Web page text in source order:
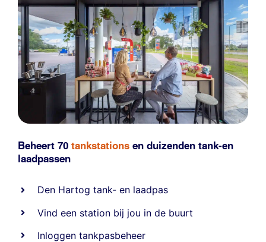
Beheert 70 tankstations en duizenden tank-en
laadpassen
Den Hartog tank- en laadpas
Vind een station bij jou in de buurt
Inloggen tankpasbeheer